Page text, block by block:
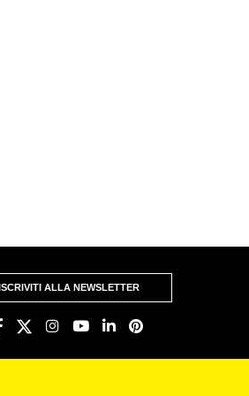
ISCRIVITI ALLA NEWSLETTER